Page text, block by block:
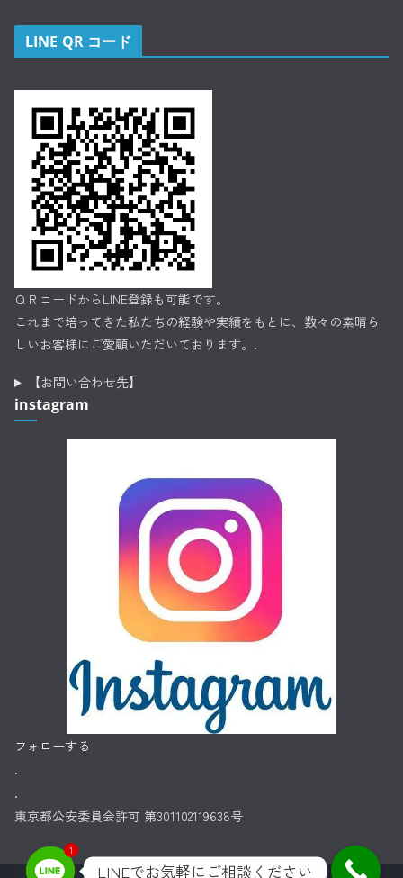
LINE QR コード
ＱＲコードからLINE登録も可能です。
これまで培ってきた私たちの経験や実績をもとに、数々の素晴ら
しいお客様にご愛顧いただいております。.
【お問い合わせ先】
instagram
フォローする
.
.
東京都公安委員会許可 第301102119638号
LINEでお気軽にご相談ください